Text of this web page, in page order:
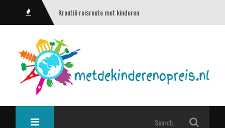
Kroatië reisroute met kinderen